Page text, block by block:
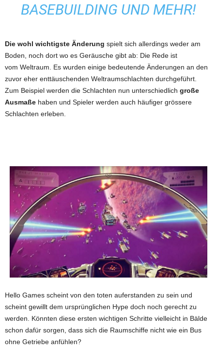
BASEBUILDING UND MEHR!
Die wohl wichtigste Änderung spielt sich allerdings weder am
Boden, noch dort wo es Geräusche gibt ab: Die Rede ist
vom Weltraum. Es wurden einige bedeutende Änderungen an den
zuvor eher enttäuschenden Weltraumschlachten durchgeführt.
Zum Beispiel werden die Schlachten nun unterschiedlich große
Ausmaße haben und Spieler werden auch häufiger grössere
Schlachten erleben.
Hello Games scheint von den toten auferstanden zu sein und
scheint gewillt dem ursprünglichen Hype doch noch gerecht zu
werden. Könnten diese ersten wichtigen Schritte vielleicht in Bälde
schon dafür sorgen, dass sich die Raumschiffe nicht wie ein Bus
ohne Getriebe anfühlen?